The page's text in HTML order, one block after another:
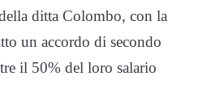
ditta Colombo, con la
un accordo di secondo
il 50% del loro salario